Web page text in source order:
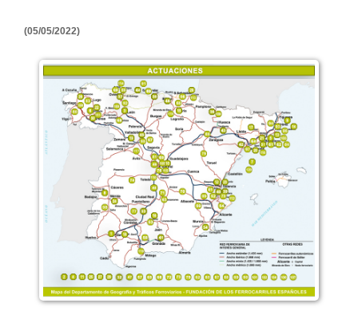
(05/05/2022)